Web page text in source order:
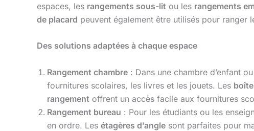
espaces, les rangements sous-lit ou les rangements
de placard peuvent également être utilisés pour ranger
Des solutions adaptées à chaque espace
Rangement chambre : Dans une chambre d’enfant
fournitures scolaires, les livres et les jouets. Les
rangement offrent un accès facile aux fournitures
Rangement bureau : Pour les étudiants ou les
en ordre. Les étagères d’angle sont parfaites pour